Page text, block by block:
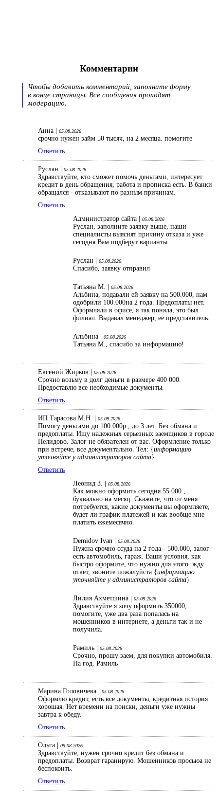
Комментарии
Чтобы добавить комментарий, заполните форму
в конце страницы. Все сообщения проходят
модерацию.
Анна | 05.08.2026
срочно нужен займ 50 тысяч, на 2 месяца. помогите
Ответить
Руслан | 05.08.2026
Здравствуйте, кто сможет помочь деньгами, интересует
кредит в день обращения, работа и прописка есть. В банки
обращался - отказывают по разным причинам.
Ответить
Администратор сайта |
05.08.2026
Руслан, заполните заявку выше, наши
специалисты выяснят причину отказа и уже
сегодня Вам подберут варианты.
Руслан | 05.08.2026
Спасибо, заявку отправил
Татьяна М. | 05.08.2026
Альбина, подавали ей заявку на 500.000, нам
одобрили 100.000на 2 года. Предоплаты нет.
Оформляли в офисе, я так поняла, это был
филиал. Выдавал менеджер, ее представитель.
Альбина | 05.08.2026
Татьяна М., спасибо за информацию!
Евгений Жирков | 05.08.2026
Срочно возьму в долг деньги в размере 400 000.
Предоставлю все необходимые документы.
Ответить
ИП Тарасова М.Н. | 05.08.2026
Помогу деньгами до 100.000р., до 3 лет. Без обмана и
предоплаты. Ищу надежных серьезных заемщиков в городе
Нелидово. Залог не обязателен от вас. Оформление только
при встрече, все документально. Тел: {информацию
уточняйте у администраторов сайта}
Ответить
Леонид З. |
05.08.2026
Как можно оформить сегодня 55 000 ,
буквально на месяц. Скажите, что от меня
потребуется, какие документы вы оформляете,
будет ли график платежей и как вообще мне
платить ежемесячно.
Demidov Ivan | 05.08.2026
Нужна срочно ссуда на 2 года - 500.000, залог
есть автомобиль, гараж. Ваши условия, как
быстро оформите, что нужно для этого. жду
ответ, звоните пожалуйста {информацию
уточняйте у администраторов сайта}
Лилия Ахметшина | 05.08.2026
Здравствуйте я хочу оформить 350000,
помогите, уже два раза попалась на
мошенников в интернете, а деньги так и не
получила.
Рамиль | 05.08.2026
Срочно, прошу заем, для покупки автомобиля.
На год. Рамиль
Марина Головичева | 05.08.2026
Оформлю кредит, есть все документы, кредитная история
хорошая. Нет времени на поиски, деньги уже нужны
завтра к обеду.
Ответить
Ольга | 05.08.2026
Здравствуйте, нужен срочно кредит без обмана и
предоплаты. Возврат гаранирую. Мошенников просьюа не
беспокоить.
Ответить